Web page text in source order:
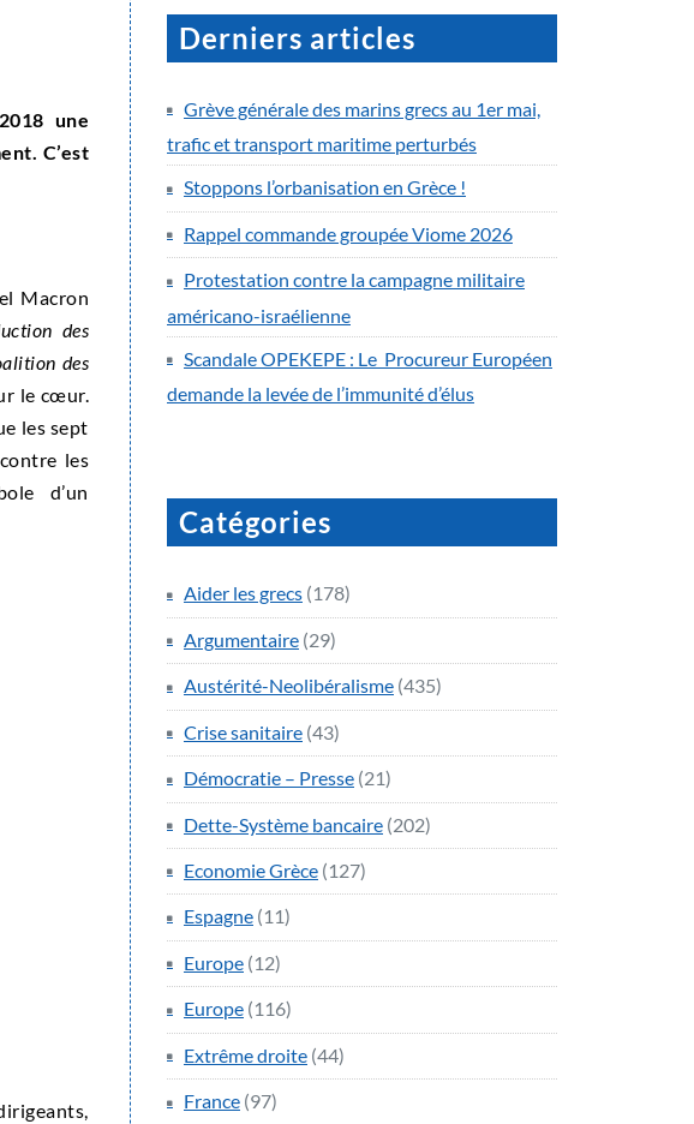
une
C’est
Macron
des
des
le cœur.
les sept
les
d’un
Derniers articles
Grève générale des marins grecs au 1er mai,
trafic et transport maritime perturbés
Stoppons l’orbanisation en Grèce !
Rappel commande groupée Viome 2026
Protestation contre la campagne militaire
américano-israélienne
Scandale OPEKEPE : Le Procureur Européen
demande la levée de l’immunité d’élus
Catégories
Aider les grecs (178)
Argumentaire (29)
Austérité-Neolibéralisme (435)
Crise sanitaire (43)
Démocratie – Presse (21)
Dette-Système bancaire (202)
Economie Grèce (127)
Espagne (11)
Europe (12)
Europe (116)
Extrême droite (44)
France (97)